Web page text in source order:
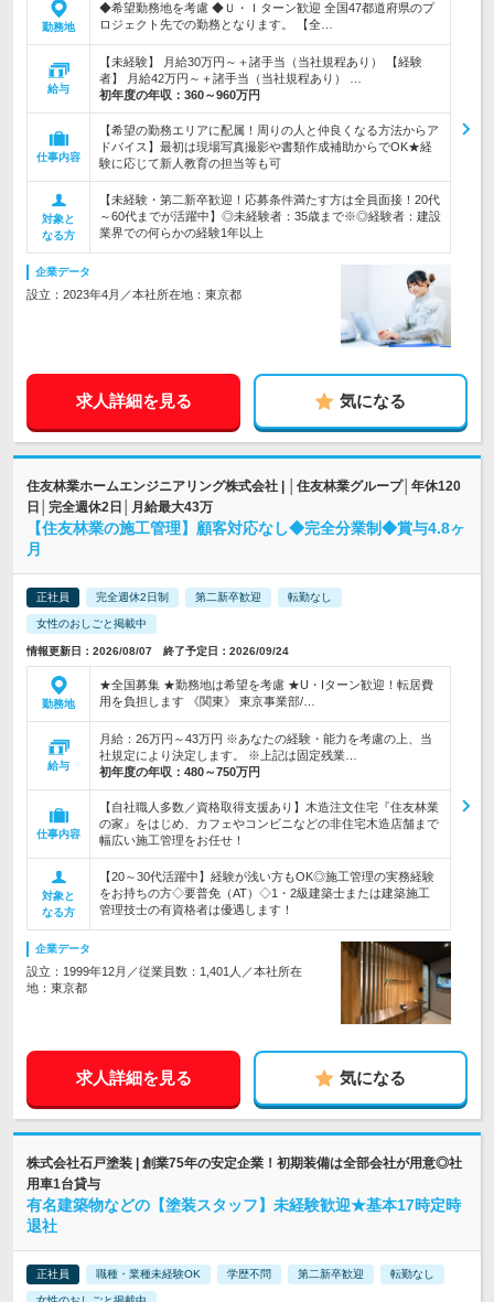
勤務地
◆希望勤務地を考慮 ◆Ｕ・Ｉターン歓迎 全国47都道府県のプ
ロジェクト先での勤務となります。 【全…
給与
【未経験】 月給30万円～＋諸手当（当社規程あり） 【経験
者】 月給42万円～＋諸手当（当社規程あり） …
初年度の年収： 360～960万円
仕事内容
【希望の勤務エリアに配属！周りの人と仲良くなる方法からア
ドバイス】最初は現場写真撮影や書類作成補助からでOK★経
験に応じて新人教育の担当等も可
対象と
なる方
【未経験・第二新卒歓迎！応募条件満たす方は全員面接！20代
～60代までが活躍中】◎未経験者：35歳まで※◎経験者：建設
業界での何らかの経験1年以上
企業データ
設立：2023年4月／本社所在地：東京都
求人詳細を見る 気になる
住友林業ホームエンジニアリング株式会社 | │住友林業グループ│年休120
日│完全週休2日│月給最大43万
【住友林業の施工管理】顧客対応なし◆完全分業制◆賞与4.8ヶ
月
正社員 完全週休2日制 第二新卒歓迎 転勤なし
女性のおしごと掲載中
情報更新日：2026/08/07 終了予定日：2026/09/24
勤務地
★全国募集 ★勤務地は希望を考慮 ★U・Iターン歓迎！転居費
用を負担します 《関東》 東京事業部/…
給与
月給：26万円～43万円 ※あなたの経験・能力を考慮の上、当
社規定により決定します。 ※上記は固定残業…
初年度の年収： 480～750万円
仕事内容
【自社職人多数／資格取得支援あり】木造注文住宅『住友林業
の家』をはじめ、カフェやコンビニなどの非住宅木造店舗まで
幅広い施工管理をお任せ！
対象と
なる方
【20～30代活躍中】経験が浅い方もOK◎施工管理の実務経験
をお持ちの方◇要普免（AT）◇1・2級建築士または建築施工
管理技士の有資格者は優遇します！
企業データ
設立：1999年12月／従業員数：1,401人／本社所在
地：東京都
求人詳細を見る 気になる
株式会社石戸塗装 | 創業75年の安定企業！初期装備は全部会社が用意◎社
用車1台貸与
有名建築物などの【塗装スタッフ】未経験歓迎★基本17時定時
退社
正社員 職種・業種未経験OK 学歴不問 第二新卒歓迎 転勤なし